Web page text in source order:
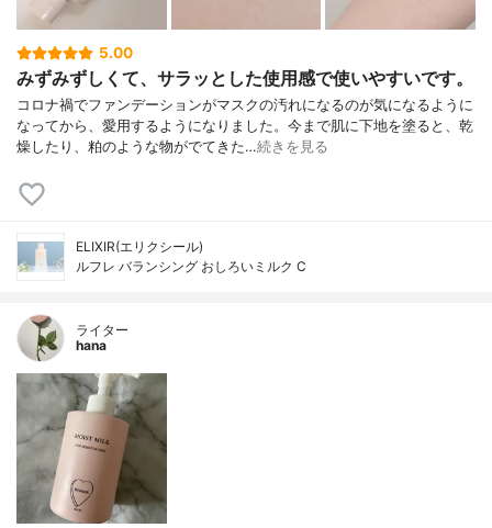
5.00
みずみずしくて、サラッとした使用感で使いやすいです。
コロナ禍でファンデーションがマスクの汚れになるのが気になるように
なってから、愛用するようになりました。今まで肌に下地を塗ると、乾
燥したり、粕のような物がでてきた…続きを見る
ELIXIR(エリクシール)
ルフレ バランシング おしろいミルク C
ライター
hana